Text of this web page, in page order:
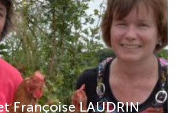
Françoise LAUDRIN